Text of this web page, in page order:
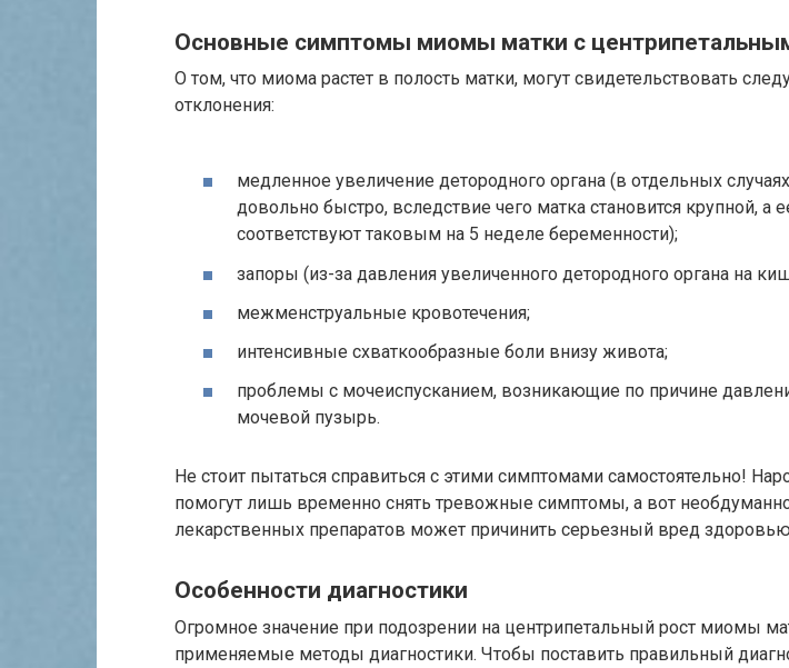
Основные симптомы миомы матки с
О том, что миома растет в полость матки, могут свидетельствовать
отклонения:
медленное увеличение детородного органа (в отдельных случаях
довольно быстро, вследствие чего матка становится крупной, а
соответствуют таковым на 5 неделе беременности);
запоры (из-за давления увеличенного детородного органа на
межменструальные кровотечения;
интенсивные схваткообразные боли внизу живота;
проблемы с мочеиспусканием, возникающие по причине
мочевой пузырь.
Не стоит пытаться справиться с этими симптомами самостоятельно!
помогут лишь временно снять тревожные симптомы, а вот
лекарственных препаратов может причинить серьезный вред
Особенности диагностики
Огромное значение при подозрении на центрипетальный рост миомы
применяемые методы диагностики. Чтобы поставить правильный